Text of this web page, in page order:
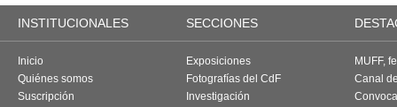
INSTITUCIONALES SECCIONES
Inicio
Quiénes somos
Suscripción
Exposiciones
Fotografías del CdF
Investigación
MUFF,
Canal